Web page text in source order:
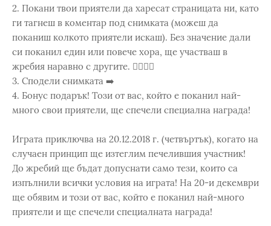
2. Покани твои приятели да харесат страницата ни, като
ги тагнеш в коментар под снимката (можеш да
поканиш колкото приятели искаш). Без значение дали
си поканил един или повече хора, ще участваш в
жребия наравно с другите. 🙋‍♂️🙋‍♀️
3. Сподели снимката ➡️
4. Бонус подарък! Този от вас, който е поканил най-
много свои приятели, ще спечели специална награда!
Играта приключва на 20.12.2018 г. (четвъртък), когато на
случаен принцип ще изтеглим печелившия участник!
До жребий ще бъдат допуснати само тези, които са
изпълнили всички условия на играта! На 20-и декември
ще обявим и този от вас, който е поканил най-много
приятели и ще спечели специалната награда!